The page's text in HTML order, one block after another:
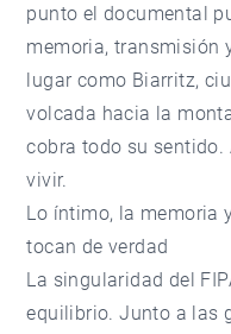
punto el documental
memoria, transmisión
lugar como Biarritz,
volcada hacia la
cobra todo su sentido.
vivir.
Lo íntimo, la memoria
tocan de verdad
La singularidad del
equilibrio. Junto a las